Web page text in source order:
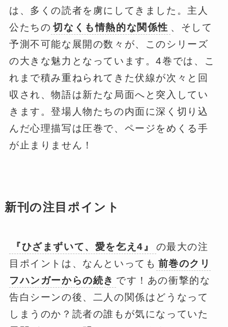
は、多くの読者を虜にしてきました。主人
公たちの 切なくも情熱的な関係性 、そして
予測不可能な展開の数々が、このシリーズ
の大きな魅力となっています。4巻では、こ
れまで積み重ねられてきた伏線が次々と回
収され、物語は新たな局面へと突入してい
きます。登場人物たちの内面に深く切り込
んだ心理描写は圧巻で、ページをめくる手
が止まりません！
新刊の注目ポイント
『ひざまずいて、愛を乞え4』
の最大の注
目ポイントは、なんといっても 前巻のクリ
フハンガーからの続き です！あの衝撃的な
告白シーンの後、二人の関係はどうなって
しまうのか？読者の誰もが気になっていた